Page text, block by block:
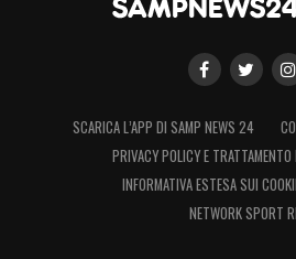
SCARICA L’APP DI SAMP NEWS 24
PRIVACY POLICY E
INFORMATIVA ESTESA SUI
NETWORK SPORT